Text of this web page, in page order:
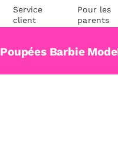
Service
client
Pour les
parents
Poupées Barbie Mode